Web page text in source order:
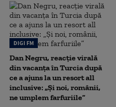
DIGI FM
Dan Negru, reacție virală
din vacanța în Turcia după
ce a ajuns la un resort all
inclusive: „Și noi, românii,
ne umplem farfuriile”